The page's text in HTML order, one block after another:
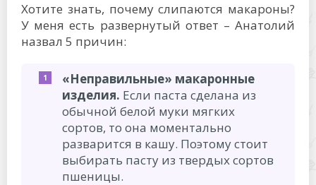
Хотите знать, почему слипаются макароны?
У меня есть развернутый ответ – Анатолий
назвал 5 причин:
«Неправильные» макаронные
изделия. Если паста сделана из
обычной белой муки мягких
сортов, то она моментально
разварится в кашу. Поэтому стоит
выбирать пасту из твердых сортов
пшеницы.